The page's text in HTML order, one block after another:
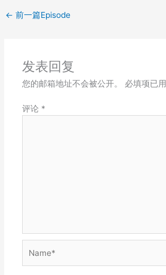
← 前一篇Episode
发表回复
您的邮箱地址不会被公开。 必填项已用
评论 *